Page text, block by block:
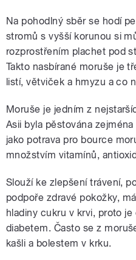
Na pohodlný sběr se hodí
stromů s vyšší korunou si
rozprostřením plachet pod
Takto nasbírané moruše je
listí, větviček a hmyzu a co
Moruše je jedním z
Asii byla pěstována
jako potrava pro bource
množstvím vitamínů,
Slouží ke zlepšení trávení,
podpoře zdravé pokožky,
hladiny cukru v krvi, proto
diabetem. Často se z
kašli a bolestem v krku.